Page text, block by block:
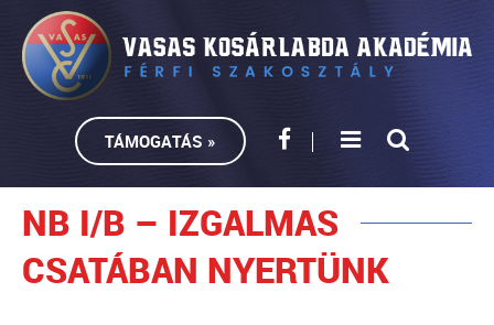
TÁMOGATÁS »
NB I/B – IZGALMAS
CSATÁBAN NYERTÜNK